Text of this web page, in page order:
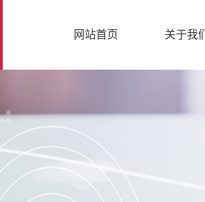
网站首页 关于我们